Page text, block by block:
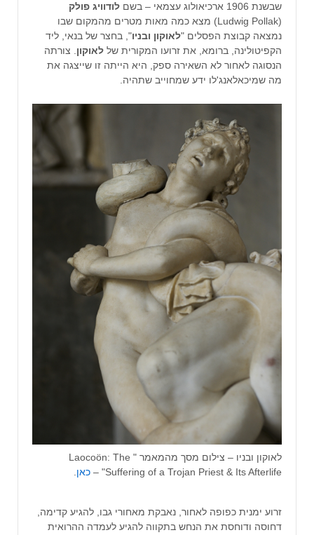
שבשנת 1906 ארכיאולוג עצמאי – בשם
לודוויג פולק
(Ludwig Pollak) מצא כמה מאות מטרים מהמקום שבו
נמצאה קבוצת הפסלים "לאוקון ובניו", בחצר של בנאי, ליד
הקפיטולינה, ברומא, את זרועו המקורית של לאוקון. צורתה
הנסוגה לאחור לא השאירה ספק, היא הייתה זו שייצגה את
מה שמיכאלאנג'לו ידע שמחוייב שתהיה.
לאוקון ובניו – צילום מסך מהמאמר " Laocoön: The
Suffering of a Trojan Priest & Its Afterlife" –
כאן
זרוע ימנית כפופה לאחור, נאבקת מאחורי גבו, להגיע קדימה,
דחוסה ודוחסת את הנחש בתקווה להגיע לעמדה ההרואית